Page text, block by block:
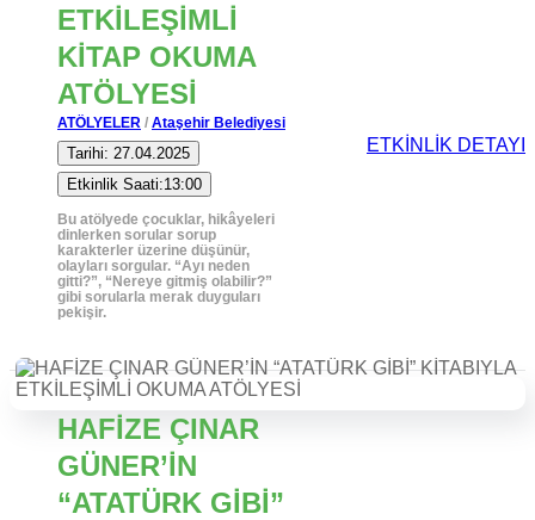
ETKİLEŞİMLİ
KİTAP OKUMA
ATÖLYESİ
ATÖLYELER / Ataşehir Belediyesi
Tarihi: 27.04.2025
Etkinlik Saati:13:00
Bu atölyede çocuklar, hikâyeleri
dinlerken sorular sorup
karakterler üzerine düşünür,
olayları sorgular. “Ayı neden
gitti?”, “Nereye gitmiş olabilir?”
gibi sorularla merak duyguları
pekişir.
ETKİNLİK DETAYI
HAFİZE ÇINAR
GÜNER’İN
“ATATÜRK GİBİ”